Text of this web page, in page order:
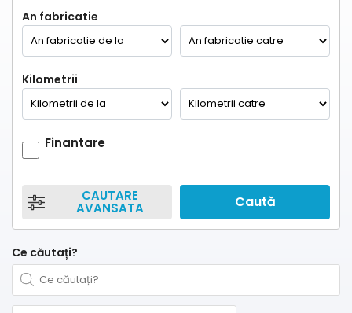
An fabricatie
Kilometrii
Finantare
CAUTARE
AVANSATA Caută
Ce căutați?